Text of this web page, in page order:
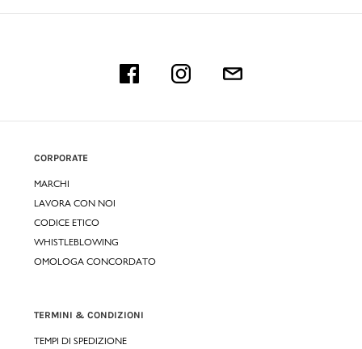
CORPORATE
MARCHI
LAVORA CON NOI
CODICE ETICO
WHISTLEBLOWING
OMOLOGA CONCORDATO
TERMINI & CONDIZIONI
TEMPI DI SPEDIZIONE